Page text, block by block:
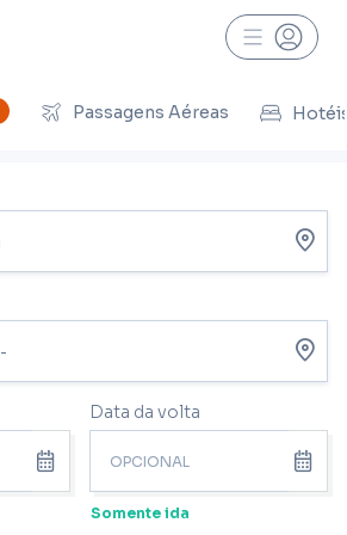
Passagens Aéreas
Data da volta
Somente ida